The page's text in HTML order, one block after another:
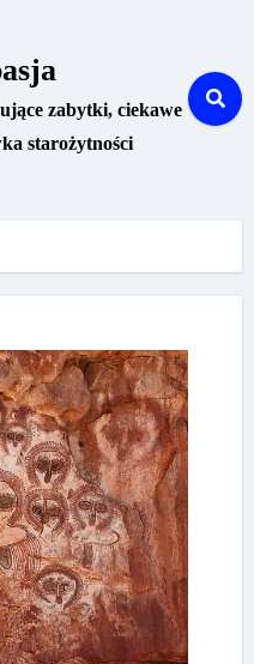
zabytki, ciekawe
starożytności